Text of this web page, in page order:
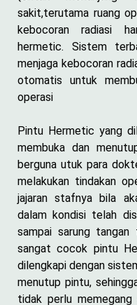
sakit,terutama ruang
kebocoran radiasi
hermetic. Sistem
menjaga kebocoran
otomatis untuk
operasi
Pintu Hermetic yang
membuka dan
berguna utuk para
melakukan tindakan
jajaran stafnya bila
dalam kondisi telah
sampai sarung
sangat cocok pintu
dilengkapi dengan
menutup pintu,
tidak perlu memegang